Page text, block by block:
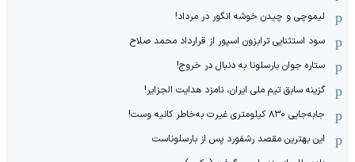
لیموچی و چیدن خوشه انگور در مرداد!
سود استثنایی ترابزون اسپور از قرارداد محمد صلاح
ستاره جوان بارسلونا به دنبال در خروج!
گزینه سابق تیم ملی ایران، نامزد هدایت الجزایر!
جابه‌جایی ۸۳۰ کیلومتری غیرت به‌خاطر کانیه وست!
این بهترین مقصد رشفورد پس از بارسلوناست